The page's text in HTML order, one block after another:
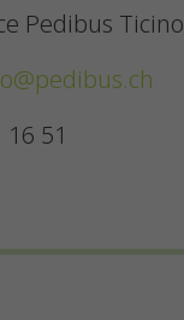
Pedibus Ticino
51